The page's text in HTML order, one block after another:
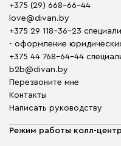
+375 (29) 668-66-44
love@divan.by
+375 29 118-36-23
- оформление
+375 44 768-64-44
b2b@divan.by
Перезвоните мне
Контакты
Написать руководству
Режим работы колл-